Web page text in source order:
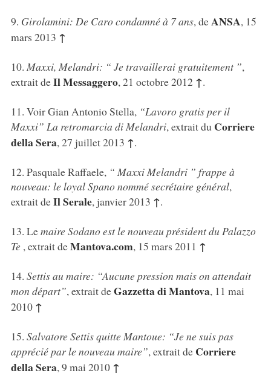
9. Girolamini: De Caro condamné à 7 ans, deANSA, 15
mars 2013 ↑
10. Maxxi, Melandri: “ Je travaillerai gratuitement ”,
extrait deIl Messaggero, 21 octobre 2012 ↑.
11. Voir Gian Antonio Stella, “Lavoro gratis per il
Maxxi” La retromarcia di Melandri, extrait du Corriere
della Sera, 27 juillet 2013 ↑.
12. Pasquale Raffaele, “ Maxxi Melandri ” frappe à
nouveau: le loyal Spano nommé secrétaire général,
extrait deIl Serale, janvier 2013 ↑.
13. Lemaire Sodano est le nouveau président du Palazzo
Te , extrait deMantova.com, 15 mars 2011 ↑
14. Settis au maire: “Aucune pression mais on attendait
mon départ”, extrait deGazzetta di Mantova, 11 mai
2010 ↑
15. Salvatore Settis quitte Mantoue: “Je ne suis pas
apprécié par le nouveau maire”, extrait de Corriere
della Sera, 9 mai 2010 ↑